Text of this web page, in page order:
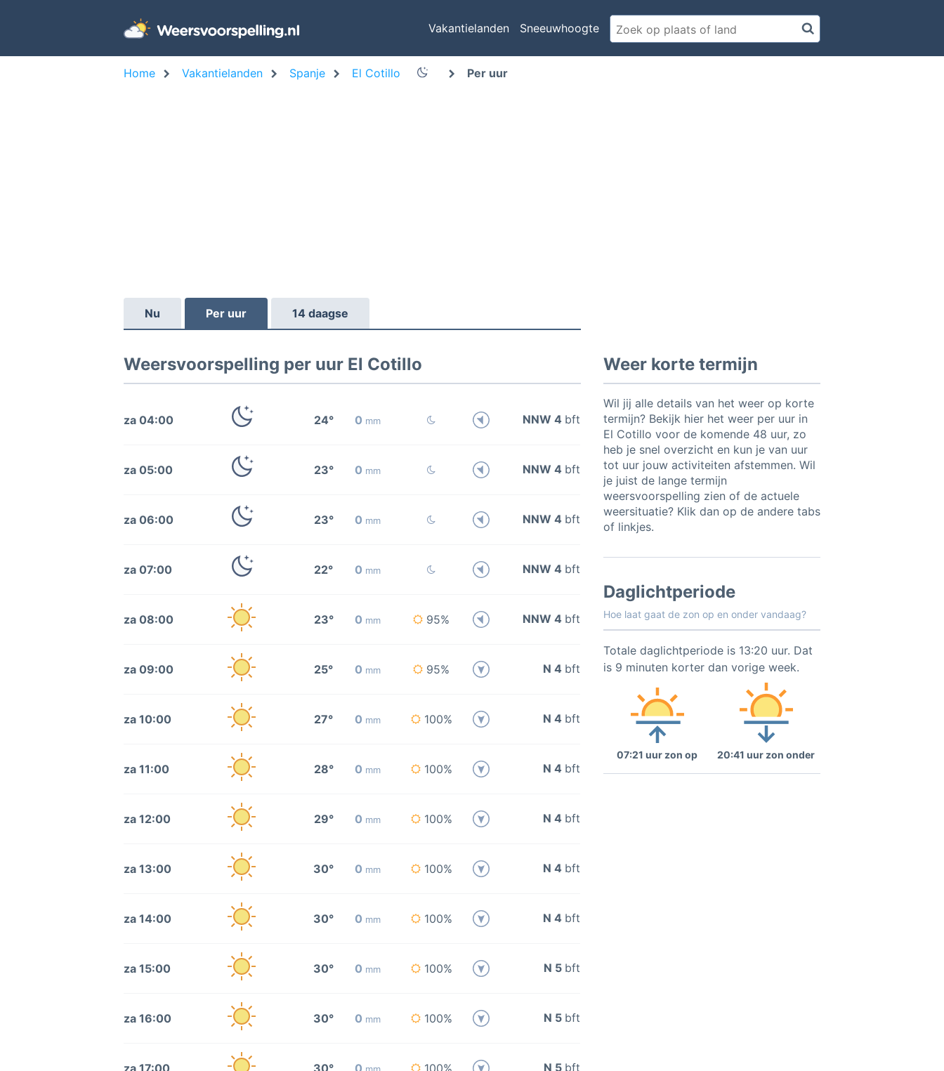
Vakantielanden Sneeuwhoogte
Home Vakantielanden Spanje El Cotillo Per uur
Nu Per uur 14 daagse
Weersvoorspelling per uur El Cotillo
za 04:00 24° 0 mm NNW 4 bft
za 05:00 23° 0 mm NNW 4 bft
za 06:00 23° 0 mm NNW 4 bft
za 07:00 22° 0 mm NNW 4 bft
za 08:00 23° 0 mm 95% NNW 4 bft
za 09:00 25° 0 mm 95% N 4 bft
za 10:00 27° 0 mm 100% N 4 bft
za 11:00 28° 0 mm 100% N 4 bft
za 12:00 29° 0 mm 100% N 4 bft
za 13:00 30° 0 mm 100% N 4 bft
za 14:00 30° 0 mm 100% N 4 bft
za 15:00 30° 0 mm 100% N 5 bft
za 16:00 30° 0 mm 100% N 5 bft
za 17:00 30° 0 100% N 5 bft
Weer korte termijn
Wil jij alle details van het weer op korte
termijn? Bekijk hier het weer per uur in
El Cotillo voor de komende 48 uur, zo
heb je snel overzicht en kun je van uur
tot uur jouw activiteiten afstemmen. Wil
je juist de lange termijn
weersvoorspelling zien of de actuele
weersituatie? Klik dan op de andere tabs
of linkjes.
Daglichtperiode
Hoe laat gaat de zon op en onder vandaag?
Totale daglichtperiode is 13:20 uur. Dat
is 9 minuten korter dan vorige week.
07:21 uur zon op 20:41 uur zon onder